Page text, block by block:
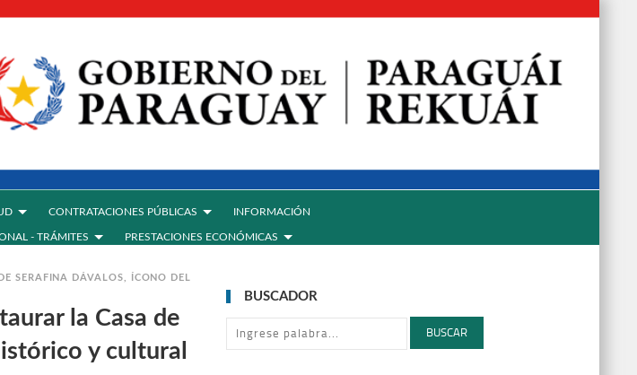
CONTRATACIONES PÚBLICAS INFORMACIÓN
- TRÁMITES PRESTACIONES ECONÓMICAS
SERAFINA DÁVALOS, ÍCONO DEL
la Casa de
y cultural
BUSCADOR
BUSCAR